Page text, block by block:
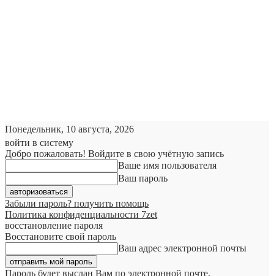
Понедельник, 10 августа, 2026
войти в систему
Добро пожаловать! Войдите в свою учётную запись
Ваше имя пользователя
Ваш пароль
Забыли пароль? получить помощь
Политика конфиденциальности 7zet
восстановление пароля
Восстановите свой пароль
Ваш адрес электронной почты
Пароль будет выслан Вам по электронной почте.